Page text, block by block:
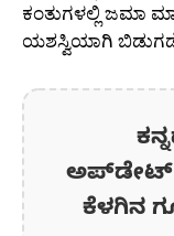
ಕಂತುಗಳಲ್ಲಿ ಜಮಾ
ಯಶಸ್ವಿಯಾಗಿ
ಅಪ್‌ಡೇಟ್‌
ಕೆಳಗಿನ